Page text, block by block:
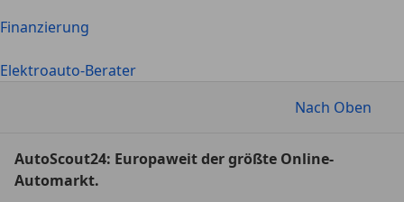
Finanzierung
Elektroauto-Berater
Nach Oben
AutoScout24: Europaweit der größte Online-
Automarkt.